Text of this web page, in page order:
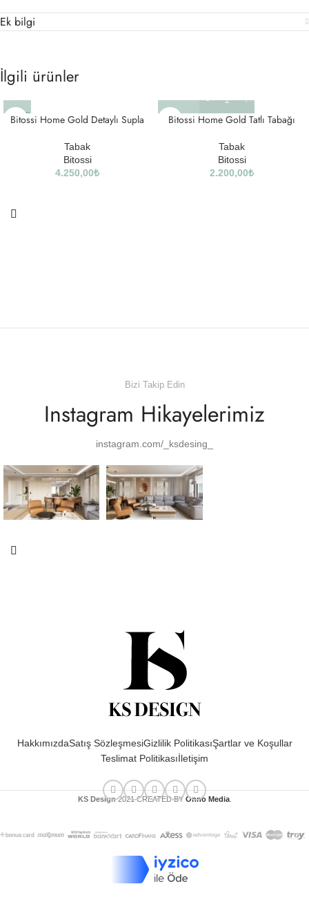
Ek bilgi
İlgili ürünler
SOLD
OUT
Bitossi Home Gold Detaylı Supla
Tabak
Bitossi
4.250,00₺
Bitossi Home Gold Tatlı Tabağı
Tabak
Bitossi
2.200,00₺
Bizi Takip Edin
Instagram Hikayelerimiz
instagram.com/_ksdesing_
HakkımızdaSatış SözleşmesiGizlilik PolitikasıŞartlar ve Koşullar
Teslimat Politikasıİletişim
KS Design 2021 CREATED BY Onno Media.